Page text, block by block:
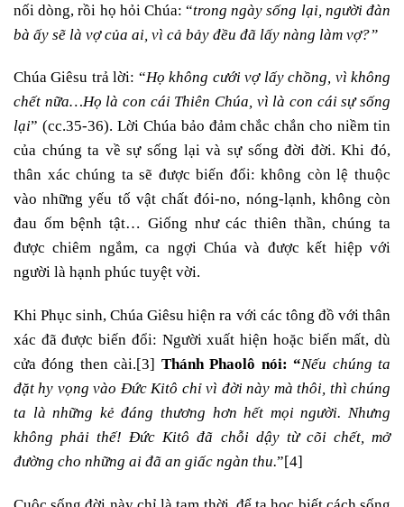
nối dòng, rồi họ hỏi Chúa: “trong ngày sống lại, người đàn
bà ấy sẽ là vợ của ai, vì cả bảy đều đã lấy nàng làm vợ?”
Chúa Giêsu trả lời: “Họ không cưới vợ lấy chồng, vì không
chết nữa…Họ là con cái Thiên Chúa, vì là con cái sự sống
lại” (cc.35-36). Lời Chúa bảo đảm chắc chắn cho niềm tin
của chúng ta về sự sống lại và sự sống đời đời. Khi đó,
thân xác chúng ta sẽ được biến đổi: không còn lệ thuộc
vào những yếu tố vật chất đói-no, nóng-lạnh, không còn
đau ốm bệnh tật… Giống như các thiên thần, chúng ta
được chiêm ngắm, ca ngợi Chúa và được kết hiệp với
người là hạnh phúc tuyệt vời.
Khi Phục sinh, Chúa Giêsu hiện ra với các tông đồ với thân
xác đã được biến đổi: Người xuất hiện hoặc biến mất, dù
cửa đóng then cài.[3] Thánh Phaolô nói: “Nếu chúng ta
đặt hy vọng vào Đức Kitô chỉ vì đời này mà thôi, thì chúng
ta là những kẻ đáng thương hơn hết mọi người. Nhưng
không phải thế! Đức Kitô đã chỗi dậy từ cõi chết, mở
đường cho những ai đã an giấc ngàn thu.”[4]